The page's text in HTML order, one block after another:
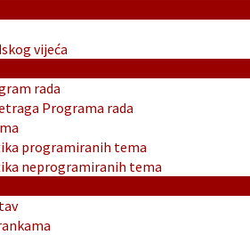
vijeća
rada
Programa rada
programiranih tema
neprogramiranih tema